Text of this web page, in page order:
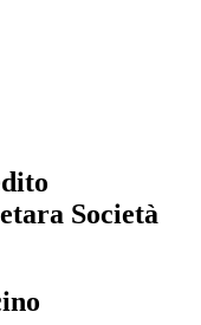
Società